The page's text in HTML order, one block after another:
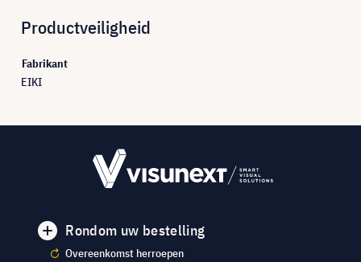
Productveiligheid
Fabrikant
EIKI
Rondom uw bestelling
Overeenkomst herroepen